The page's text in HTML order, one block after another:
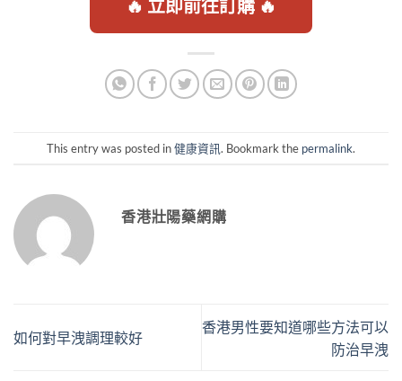
🔥 立即前往訂購 🔥
This entry was posted in健康資訊. Bookmark the permalink.
香港壯陽藥網購
如何對早洩調理較好
香港男性要知道哪些方法可以
防治早洩